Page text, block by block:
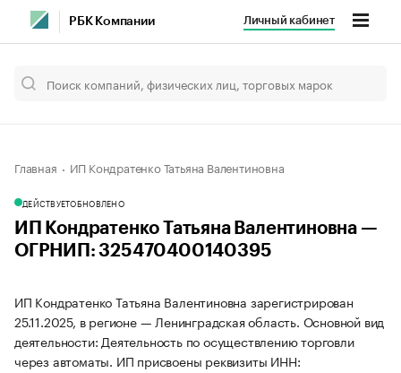
РБК Компании Личный кабинет
Главная ИП Кондратенко Татьяна Валентиновна
ДЕЙСТВУЕТОБНОВЛЕНО
ИП Кондратенко Татьяна Валентиновна —
ОГРНИП: 325470400140395
ИП Кондратенко Татьяна Валентиновна зарегистрирован
25.11.2025, в регионе — Ленинградская область. Основной вид
деятельности: Деятельность по осуществлению торговли
через автоматы. ИП присвоены реквизиты ИНН: